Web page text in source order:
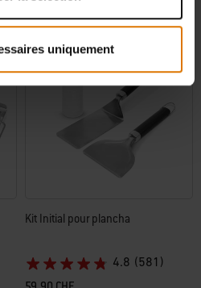
uniquement
Kit Initial pour plancha
4.8 (581)